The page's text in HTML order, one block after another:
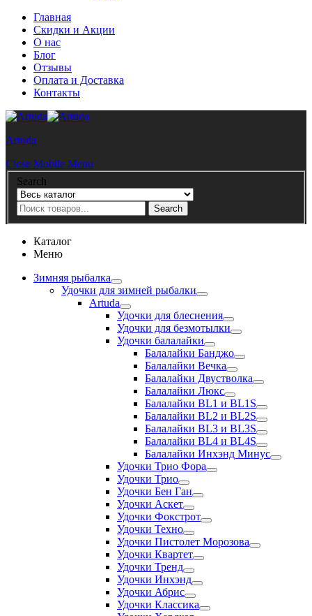
Главная
Скидки и Акции
О нас
Блог
Отзывы
Оплата и Доставка
Контакты
Artuda
Close Mobile Menu
Search
Search
Каталог
Меню
Зимняя рыбалка
Удочки для зимней рыбалки
Artuda
Удочки для блеснения
Удочки для безмотылки
Удочки балалайки
Балалайки Банджо
Балалайки Вечка
Балалайки Двустволка
Балалайки Люкс
Балалайки BL1 и BL1S
Балалайки BL2 и BL2S
Балалайки BL3 и BL3S
Балалайки BL4 и BL4S
Балалайки Инхэнд Минус
Удочки Трио Фора
Удочки Трио
Удочки Бен Ган
Удочки Аскет
Удочки Фокстрот
Удочки Техно
Удочки Пистолет Морозова
Удочки Квартет
Удочки Тренд
Удочки Инхэнд
Удочки Абрис
Удочки Классика